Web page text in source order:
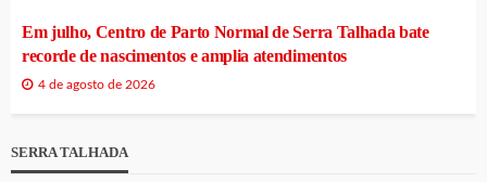
Em julho, Centro de Parto Normal de Serra Talhada bate
recorde de nascimentos e amplia atendimentos
4 de agosto de 2026
SERRA TALHADA